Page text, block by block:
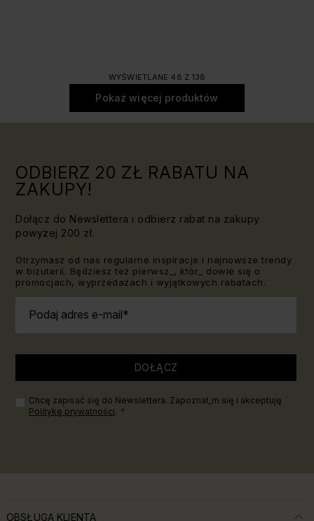
WYŚWIETLANE 48 Z 138
Pokaż więcej produktów
ODBIERZ 20 ZŁ RABATU NA
ZAKUPY!
Dołącz do Newslettera i odbierz rabat na zakupy
powyżej 200 zł.
Otrzymasz od nas regularne inspiracje i najnowsze trendy
w biżuterii. Będziesz też pierwsz_, któr_ dowie się o
promocjach, wyprzedażach i wyjątkowych rabatach.
Podaj adres e-mail
DOŁĄCZ
Chcę zapisać się do Newslettera. Zapoznał_m się i akceptuję
Politykę prywatności.
OBSŁUGA KLIENTA